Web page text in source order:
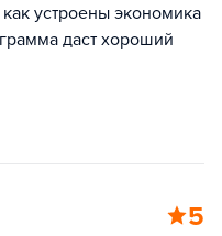
как устроены экономика
даст хороший
5